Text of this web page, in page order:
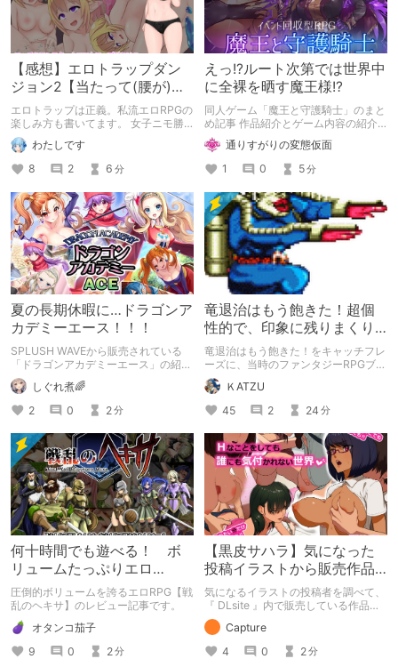
【感想】エロトラップダン
ジョン2【当たって(腰が)砕
けろ(意味深)なRPG】
エロトラップは正義。私流エロRPGの
楽しみ方も書いてます。 女子ニモ勝
テズさんのエロトラップダンジョン2
の感想記事です。 他にも感想記事を
書いてますので良かったらどうぞで
す！
わたしです
8
2 6 分
えっ!?ルート次第では世界中
に全裸を晒す魔王様!?
同人ゲーム「魔王と守護騎士」のまと
め記事 作品紹介とゲーム内容の紹介
になります。
通りすがりの変態仮面
1
0 5分
夏の長期休暇に…ドラゴンア
カデミーエース！！！
SPLUSH WAVEから販売されている
「ドラゴンアカデミーエース」の紹介
です。 最後にしぐれ煮からお得情報
が！！？ 最後までお見逃しなく🌟
しぐれ煮🌈
2
0 2分
竜退治はもう飽きた！超個
性的で、印象に残りまくり
な敵役を紹介します！【悪
役・敵キャラ】
竜退治はもう飽きた！をキャッチフレ
ーズに、当時のファンタジーRPGブー
ムに後ろ足で砂をかけた、オンリーワ
ンな世界観と作風が魅力の「メタルマ
ックス」の1～4の中で、ただでさえ、
超個性的な敵キャラクター達の中で
も、特に、印象に残った、敵を紹介し
ていきます！
ＫATZU
45
2 24 分
何十時間でも遊べる！ ボ
リュームたっぷりエロ
RPG【戦乱のヘキサ】
圧倒的ボリュームを誇るエロRPG【戦
乱のヘキサ】のレビュー記事です。
オタンコ茄子
9
0 2分
【黒皮サハラ】気になった
投稿イラストから販売作品
を探し始める【DLsite】
気になるイラストの投稿者を調べて、
『 DLsite 』内で販売している作品を
紹介する記事です。 投稿者：黒皮サ
ハラ サークル：めぞパンプキン 作品
紹介：Hなことをしても誰にも気付か
れない世界 他
Capture
4
0 2分